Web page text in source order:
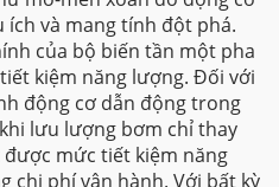
và mang tính đột phá.
của bộ biến tần một pha
kiệm năng lượng. Đối với
động cơ dẫn động trong
lưu lượng bơm chỉ thay
mức tiết kiệm năng
chi phí vận hành. Với bất kỳ